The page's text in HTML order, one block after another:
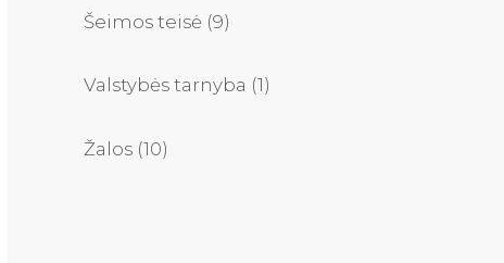
Šeimos teisė (9)
Valstybės tarnyba (1)
Žalos (10)